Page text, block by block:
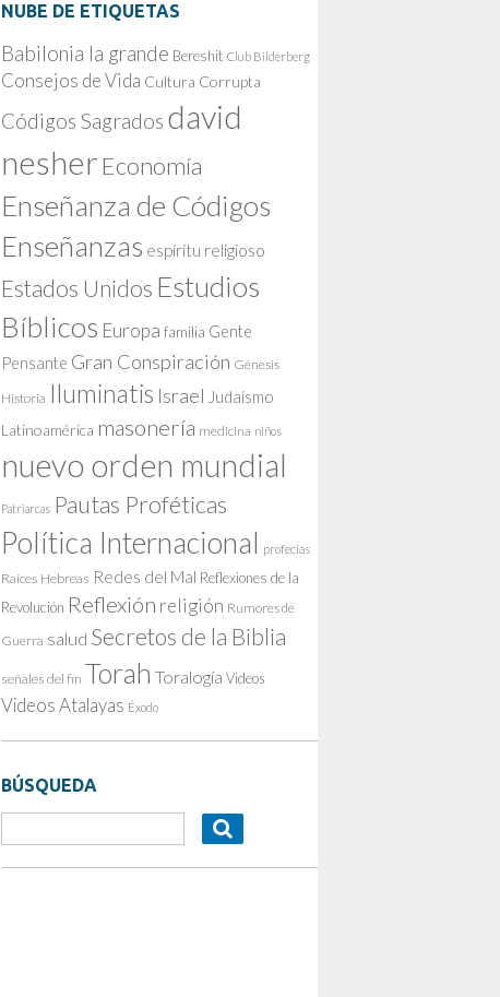
NUBE DE ETIQUETAS
Babilonia la grande Bereshit Club Bilderberg
Consejos de Vida Cultura Corrupta
Códigos Sagrados david
nesher Economía
Enseñanza de Códigos
Enseñanzas espíritu religioso
Estados Unidos Estudios
Bíblicos Europa familia Gente
Pensante Gran Conspiración Génesis
Historia Iluminatis Israel Judaísmo
Latinoamérica masonería medicina niños
nuevo orden mundial
Patriarcas Pautas Proféticas
Política Internacional profecías
Raíces Hebreas Redes del Mal Reflexiones de la
Revolución Reflexión religión Rumores de
Guerra salud Secretos de la Biblia
señales del fin Torah Toralogía Videos
Videos Atalayas Éxodo
BÚSQUEDA